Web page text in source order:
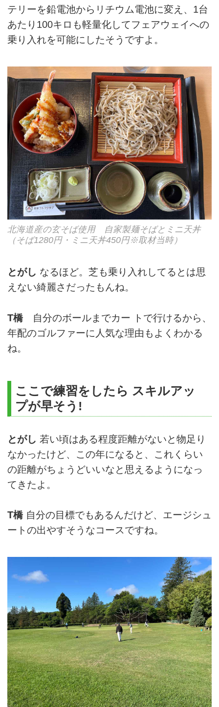
テリーを鉛電池からリチウム電池に変え、1台
あたり100キロも軽量化してフェアウェイへの
乗り入れを可能にしたそうですよ。
北海道産の玄そば使用 自家製麺そばとミニ天丼
（そば1280円・ミニ天丼450円※取材当時）
とがし なるほど。芝も乗り入れしてるとは思
えない綺麗さだったもんね。
T橋自分のボールまでカー トで行けるから、
年配のゴルファーに人気な理由もよくわかる
ね。
ここで練習をしたら スキルアッ
プが早そう!
とがし 若い頃はある程度距離がないと物足り
なかったけど、この年になると、これくらい
の距離がちょうどいいなと思えるようになっ
てきたよ。
T橋自分の目標でもあるんだけど、エージシュ
ートの出やすそうなコースですね。